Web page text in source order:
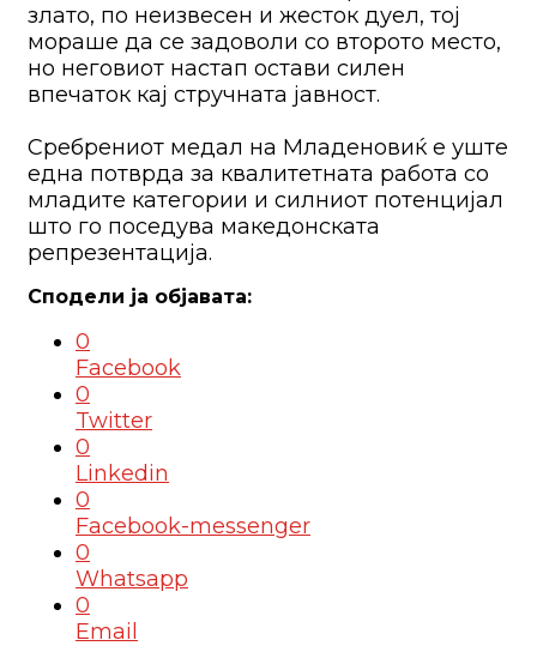
злато, по неизвесен и жесток дуел, тој
мораше да се задоволи со второто место,
но неговиот настап остави силен
впечаток кај стручната јавност.
Сребрениот медал на Младеновиќ е уште
една потврда за квалитетната работа со
младите категории и силниот потенцијал
што го поседува македонската
репрезентација.
0
Facebook
0
Twitter
0
Linkedin
0
Facebook-messenger
0
Whatsapp
0
Email